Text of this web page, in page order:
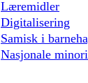
Læremidler
Digitalisering
Samisk i
Nasjonale